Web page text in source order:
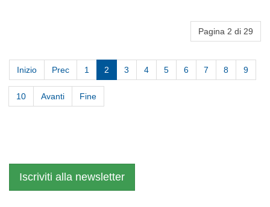
Pagina 2 di 29
Inizio Prec 1 2 3 4 5 6 7 8 9
10 Avanti Fine
Iscriviti alla newsletter